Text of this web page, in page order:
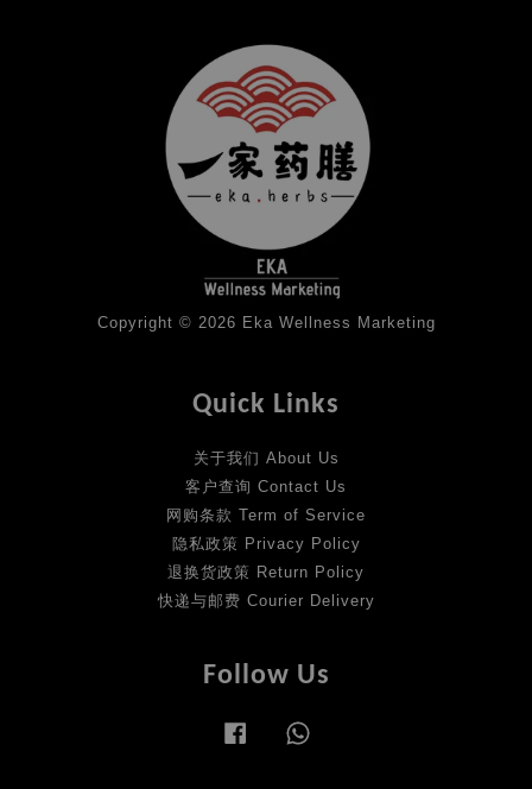
Copyright © 2026 Eka Wellness Marketing
Quick Links
关于我们 About Us
客户查询 Contact Us
网购条款 Term of Service
隐私政策 Privacy Policy
退换货政策 Return Policy
快递与邮费 Courier Delivery
Follow Us
Facebook